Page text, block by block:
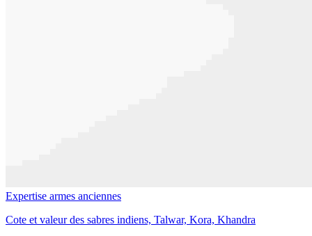
Expertise armes anciennes
Cote et valeur des sabres indiens, Talwar, Kora, Khandra